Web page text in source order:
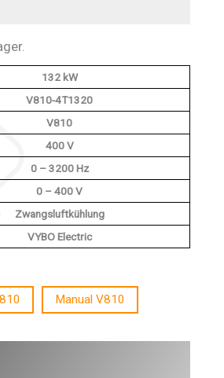
132 kW
V810-4T1320
V810
400 V
0 – 3200 Hz
0 – 400 V
Zwangsluftkühlung
VYBO Electric
Manual V810